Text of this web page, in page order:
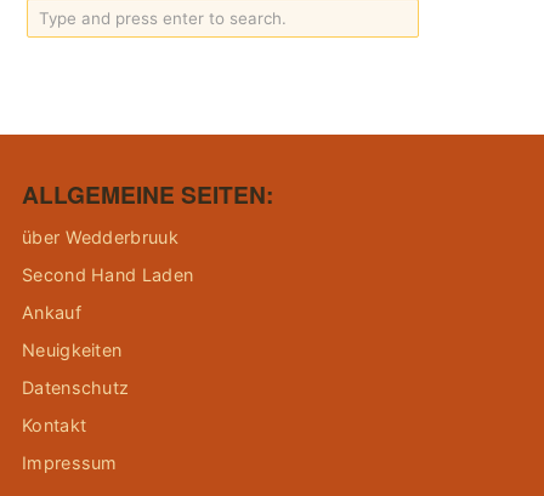
ALLGEMEINE SEITEN:
über Wedderbruuk
Second Hand Laden
Ankauf
Neuigkeiten
Datenschutz
Kontakt
Impressum